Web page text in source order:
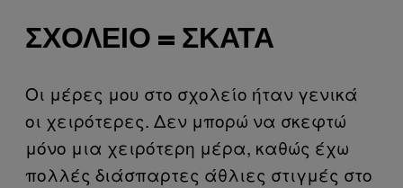
ΣΧΟΛΕΊΟ = ΣΚΑΤΆ
Οι μέρες μου στο σχολείο ήταν γενικά
οι χειρότερες. Δεν μπορώ να σκεφτώ
μόνο μια χειρότερη μέρα, καθώς έχω
πολλές διάσπαρτες άθλιες στιγμές στο